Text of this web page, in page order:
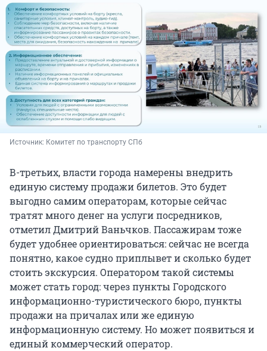
Источник: Комитет по транспорту СПб
В-третьих, власти города намерены внедрить
единую систему продажи билетов. Это будет
выгодно самим операторам, которые сейчас
тратят много денег на услуги посредников,
отметил Дмитрий Ваньчков. Пассажирам тоже
будет удобнее ориентироваться: сейчас не всегда
понятно, какое судно приплывет и сколько будет
стоить экскурсия. Оператором такой системы
может стать город: через пункты Городского
информационно-туристического бюро, пункты
продажи на причалах или же единую
информационную систему. Но может появиться и
единый коммерческий оператор.